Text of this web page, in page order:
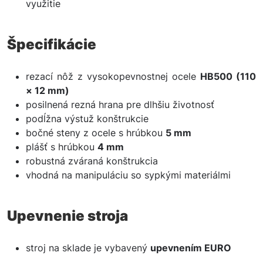
využitie
Špecifikácie
rezací nôž z vysokopevnostnej ocele HB500 (110
× 12 mm)
posilnená rezná hrana pre dlhšiu životnosť
podĺžna výstuž konštrukcie
bočné steny z ocele s hrúbkou 5 mm
plášť s hrúbkou 4 mm
robustná zváraná konštrukcia
vhodná na manipuláciu so sypkými materiálmi
Upevnenie stroja
stroj na sklade je vybavený upevnením EURO